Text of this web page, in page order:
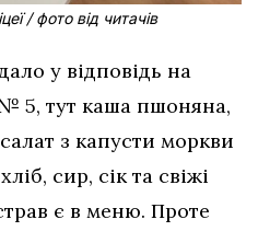
/ фото від читачів
у відповідь на
№ 5, тут каша пшоняна,
з капусти моркви
сир, сік та свіжі
є в меню. Проте